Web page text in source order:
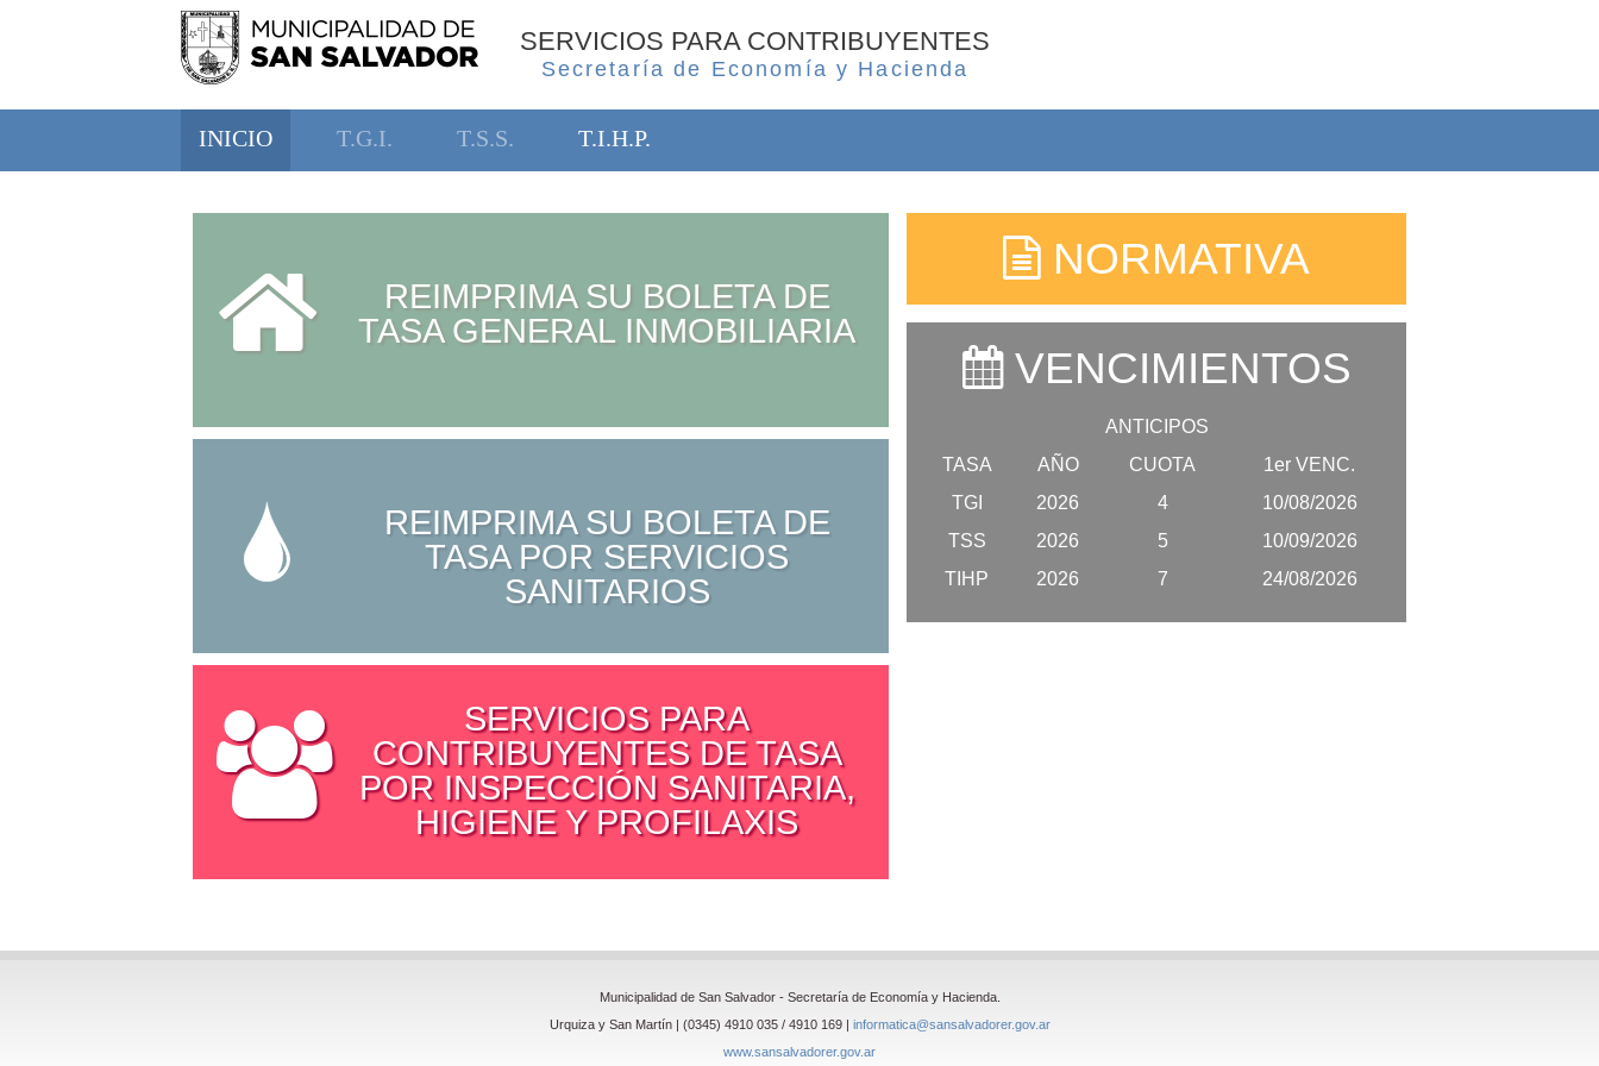
SERVICIOS PARA CONTRIBUYENTES
Secretaría de Economía y Hacienda
INICIO T.G.I. T.S.S. T.I.H.P.
REIMPRIMA SU BOLETA DE
TASA GENERAL INMOBILIARIA
REIMPRIMA SU BOLETA DE
TASA POR SERVICIOS
SANITARIOS
SERVICIOS PARA
CONTRIBUYENTES DE TASA
POR INSPECCIÓN SANITARIA,
HIGIENE Y PROFILAXIS
NORMATIVA
VENCIMIENTOS
ANTICIPOS
TASA
AÑO CUOTA
1er VENC.
TGI
2026 4
10/08/2026
TSS
2026 5
10/09/2026
TIHP
2026 7 24/08/2026
Municipalidad de San Salvador - Secretaría de Economía y Hacienda.
Urquiza y San Martín | (0345) 4910 035 / 4910 169 | informatica@sansalvadorer.gov.ar
www.sansalvadorer.gov.ar